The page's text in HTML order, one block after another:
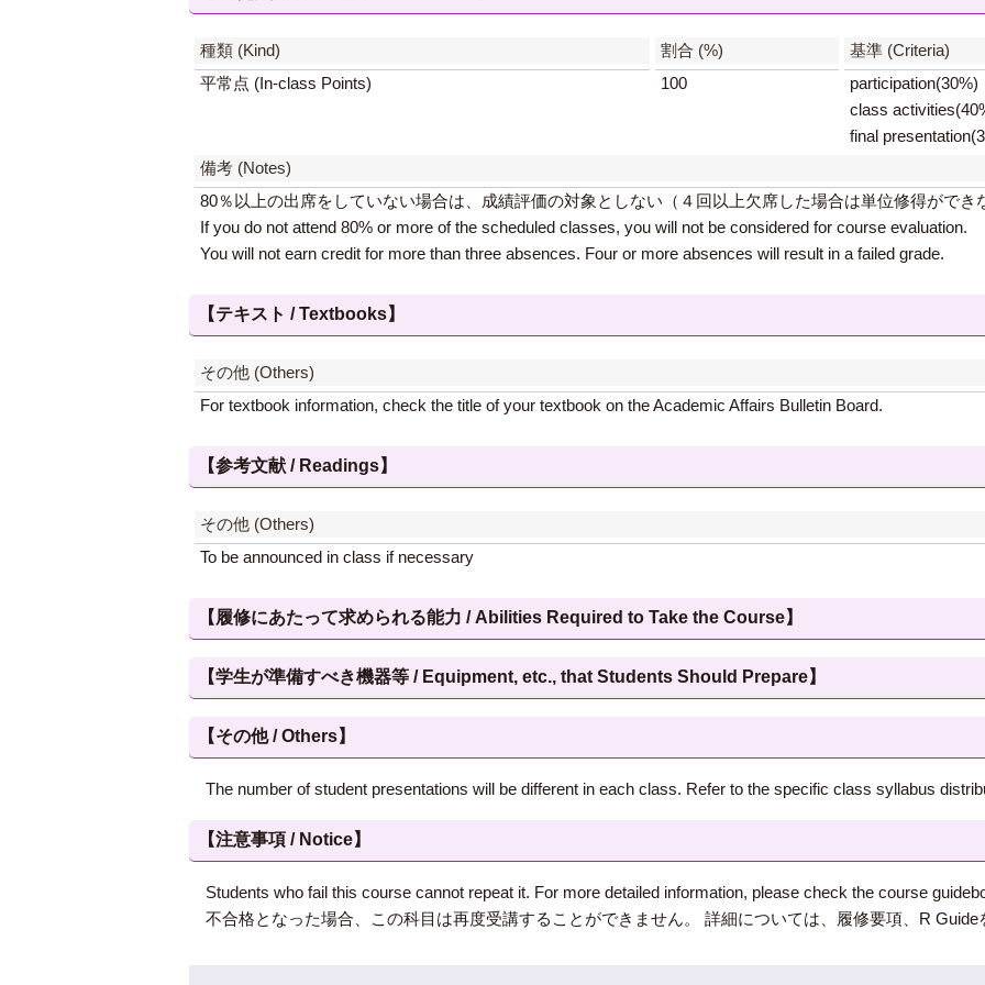
種類 (Kind) 割合 (%)
基準 (Criteria)
平常点 (In-class Points)
100
participation(30%)
class
final
備考 (Notes)
80％以上の出席をしていない場合は、成績評価の対象としない（４回以上欠席した場合は単位修得ができ
If you do not attend 80% or more of the scheduled classes, you will not be considered for course evaluation.
You will not earn credit for more than three absences. Four or more absences will result in a failed grade.
【テキスト / Textbooks】
その他 (Others)
For textbook information, check the title of your textbook on the Academic Affairs Bulletin Board.
【参考文献 / Readings】
その他 (Others)
To be announced in class if necessary
【履修にあたって求められる能力 / Abilities Required to Take the Course】
【学生が準備すべき機器等 / Equipment, etc., that Students Should Prepare】
【その他 / Others】
The number of student presentations will be different in each class. Refer to the specific class syllabus
【注意事項 / Notice】
Students who fail this course cannot repeat it. For more detailed information, please check the course
不合格となった場合、この科目は再度受講することができません。 詳細については、履修要項、R Guide